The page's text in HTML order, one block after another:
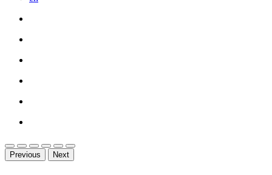
Previous Next